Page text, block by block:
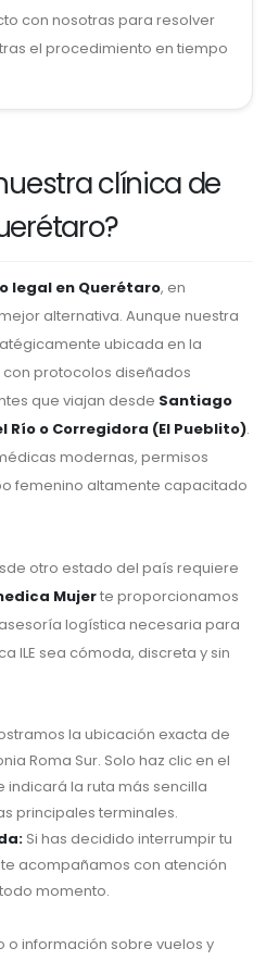
con nosotras para resolver
el procedimiento en tiempo
clínica de
legal en Querétaro, en
alternativa. Aunque nuestra
ubicada en la
protocolos diseñados
que viajan desde Santiago
Río o Corregidora (El Pueblito).
modernas, permisos
femenino altamente capacitado
otro estado del país requiere
Mujerte proporcionamos
logística necesaria para
ILE sea cómoda, discreta y sin
la ubicación exacta de
Roma Sur. Solo haz clic en el
indicará la ruta más sencilla
principales terminales.
Si has decidido interrumpir tu
acompañamos con atención
momento.
información sobre vuelos y